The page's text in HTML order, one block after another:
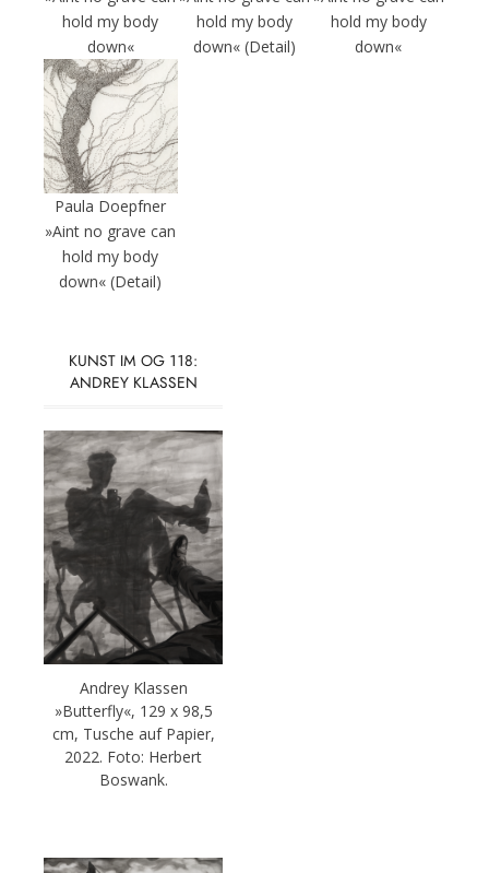
hold my body
down«
hold my body
down« (Detail)
hold my body
down«
Paula Doepfner
»Aint no grave can
hold my body
down« (Detail)
KUNST IM OG 118:
ANDREY KLASSEN
Andrey Klassen
»Butterfly«, 129 x 98,5
cm, Tusche auf Papier,
2022. Foto: Herbert
Boswank.